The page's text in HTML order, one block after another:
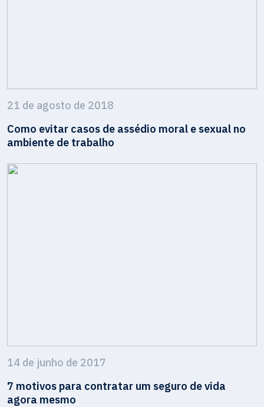
21 de agosto de 2018
Como evitar casos de assédio moral e sexual no
ambiente de trabalho
14 de junho de 2017
7 motivos para contratar um seguro de vida
agora mesmo